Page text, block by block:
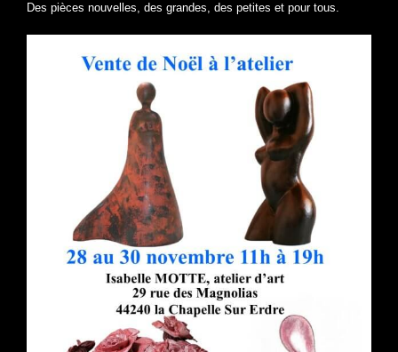
Des pièces nouvelles, des grandes, des petites et pour tous.